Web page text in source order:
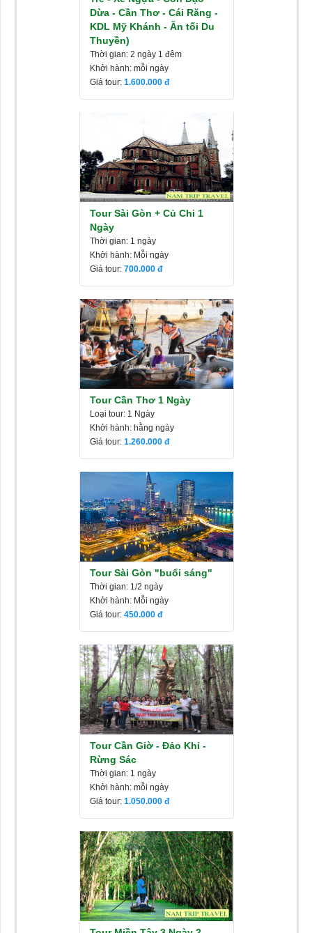
Dừa - Cần Thơ - Cái Răng -
KDL Mỹ Khánh - Ăn tối Du
Thuyền)
Thời gian: 2 ngày 1 đêm
Khởi hành: mỗi ngày
Giá tour: 1.600.000
Tour Sài Gòn + Củ Chi 1
Ngày
Thời gian: 1 ngày
Khởi hành: Mỗi ngày
Giá tour: 700.000
Tour Cần Thơ 1 Ngày
Loại tour: 1 Ngày
Khởi hành: hằng ngày
Giá tour: 1.260.000
Tour Sài Gòn "buổi sáng"
Thời gian: 1/2 ngày
Khởi hành: Mỗi ngày
Giá tour: 450.000
Tour Cần Giờ - Đảo Khỉ -
Rừng Sác
Thời gian: 1 ngày
Khởi hành: mỗi ngày
Giá tour: 1.050.000